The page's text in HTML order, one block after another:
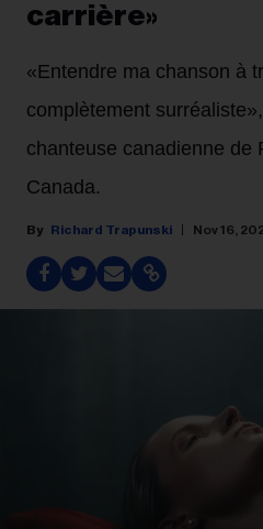
carrière»
«Entendre ma chanson à
complètement
chanteuse canadienne de
Canada.
Richard Trapunski Nov 16,